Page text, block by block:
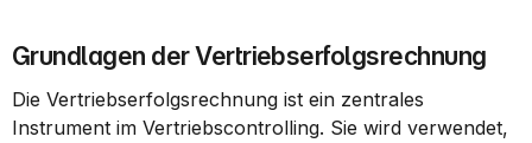
Grundlagen der Vertriebserfolgsrechnung
Die Vertriebserfolgsrechnung ist ein zentrales
Instrument im Vertriebscontrolling. Sie wird verwendet,